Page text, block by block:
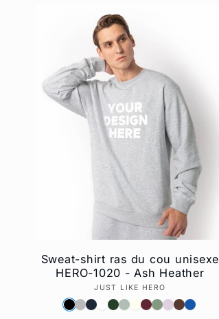
Sweat-shirt ras du cou unisexe
HERO-1020 - Ash Heather
Fournisseur :
JUST LIKE HERO